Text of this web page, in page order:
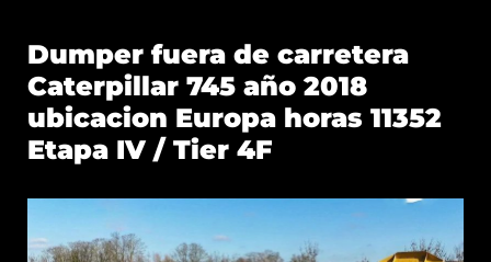
Dumper fuera de carretera
Caterpillar 745 año 2018
ubicacion Europa horas 11352
Etapa IV / Tier 4F